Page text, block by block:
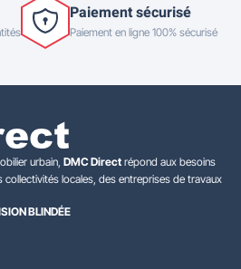
Paiement sécurisé
Paiement en ligne 100% sécurisé
urbain, DMC Direct répond aux besoins
locales, des entreprises de travaux
BLINDÉE